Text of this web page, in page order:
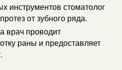
инструментов стоматолог
от зубного ряда.
врач проводит
раны и предоставляет